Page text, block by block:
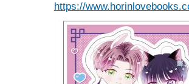
https://